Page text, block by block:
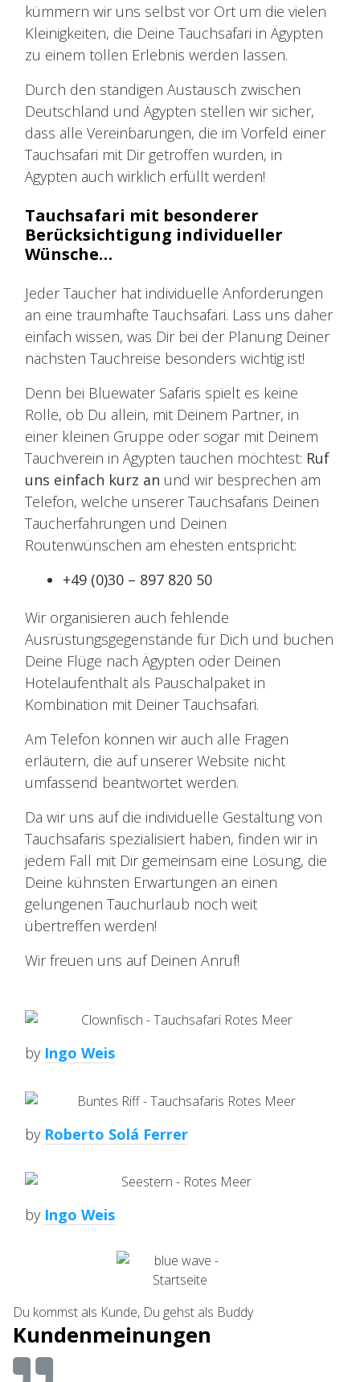
kümmern wir uns selbst vor Ort um die vielen
Kleinigkeiten, die Deine Tauchsafari in Ägypten
zu einem tollen Erlebnis werden lassen.
Durch den ständigen Austausch zwischen
Deutschland und Ägypten stellen wir sicher,
dass alle Vereinbarungen, die im Vorfeld einer
Tauchsafari mit Dir getroffen wurden, in
Ägypten auch wirklich erfüllt werden!
Tauchsafari mit besonderer
Berücksichtigung individueller
Wünsche…
Jeder Taucher hat individuelle Anforderungen
an eine traumhafte Tauchsafari. Lass uns daher
einfach wissen, was Dir bei der Planung Deiner
nächsten Tauchreise besonders wichtig ist!
Denn bei Bluewater Safaris spielt es keine
Rolle, ob Du allein, mit Deinem Partner, in
einer kleinen Gruppe oder sogar mit Deinem
Tauchverein in Ägypten tauchen möchtest: Ruf
uns einfach kurz an und wir besprechen am
Telefon, welche unserer Tauchsafaris Deinen
Taucherfahrungen und Deinen
Routenwünschen am ehesten entspricht:
+49 (0)30 – 897 820 50
Wir organisieren auch fehlende
Ausrüstungsgegenstände für Dich und buchen
Deine Flüge nach Ägypten oder Deinen
Hotelaufenthalt als Pauschalpaket in
Kombination mit Deiner Tauchsafari.
Am Telefon können wir auch alle Fragen
erläutern, die auf unserer Website nicht
umfassend beantwortet werden.
Da wir uns auf die individuelle Gestaltung von
Tauchsafaris spezialisiert haben, finden wir in
jedem Fall mit Dir gemeinsam eine Lösung, die
Deine kühnsten Erwartungen an einen
gelungenen Tauchurlaub noch weit
übertreffen werden!
Wir freuen uns auf Deinen Anruf!
by Ingo Weis
by Roberto Solá Ferrer
by Ingo Weis
Du kommst als Kunde, Du gehst als Buddy
Kundenmeinungen